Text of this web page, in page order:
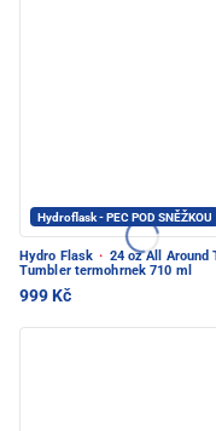
Hydroflask - PEC POD SNĚŽKOU
Hydro Flask · 24 oz All Around
Tumbler termohrnek 710 ml
999 Kč